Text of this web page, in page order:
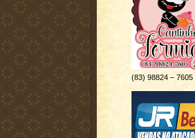
(83) 98824 – 7605